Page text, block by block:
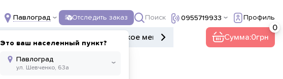
Павлоград
Это ваш населенный пункт?
Отследить заказ Поиск 0955719933 Профиль
Детское меню Напитки Прочее
Сумма:0